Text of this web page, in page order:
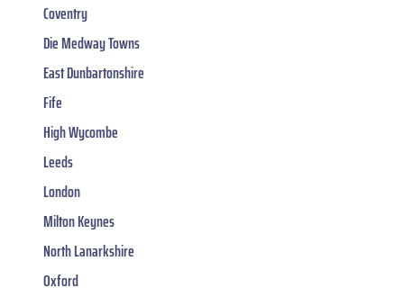
Coventry
Die Medway Towns
East Dunbartonshire
Fife
High Wycombe
Leeds
London
Milton Keynes
North Lanarkshire
Oxford